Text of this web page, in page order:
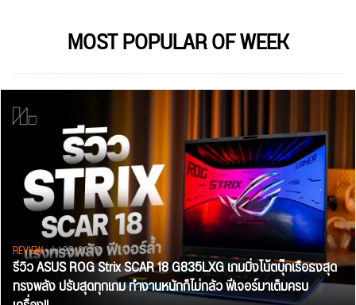
MOST POPULAR OF WEEK
REVIEW• Jul 28, 2026
รีวิว ASUS ROG Strix SCAR 18 G835LXG เกมมิ่งโน้ตบุ๊กเรือธงสุด
ทรงพลัง ปรับสุดทุกเกม ทำงานหนักก็ไม่กลัว ฟีเจอร์มาเต็มครบ